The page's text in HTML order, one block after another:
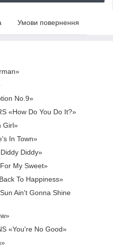
Умови повернення
No.9»
«How Do You Do It?»
Girl»
In Town»
Diddy»
My Sweet»
To Happiness»
Ain't Gonna Shine
«You're No Good»